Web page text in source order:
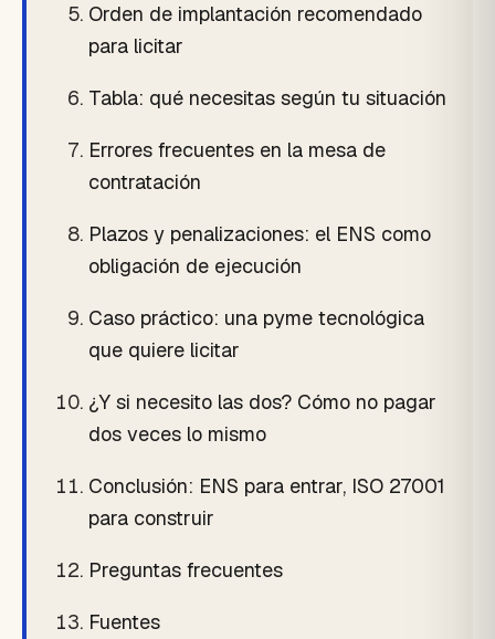
Orden de implantación recomendado
para licitar
Tabla: qué necesitas según tu situación
Errores frecuentes en la mesa de
contratación
Plazos y penalizaciones: el ENS como
obligación de ejecución
Caso práctico: una pyme tecnológica
que quiere licitar
¿Y si necesito las dos? Cómo no pagar
dos veces lo mismo
Conclusión: ENS para entrar, ISO 27001
para construir
Preguntas frecuentes
Fuentes